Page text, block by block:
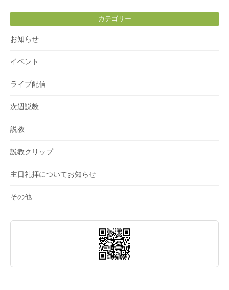
カテゴリー
お知らせ
イベント
ライブ配信
次週説教
説教
説教クリップ
主日礼拝についてお知らせ
その他